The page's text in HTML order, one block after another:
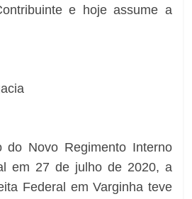
e hoje assume a
do Novo Regimento Interno
em 27 de julho de 2020, a
Federal em Varginha teve